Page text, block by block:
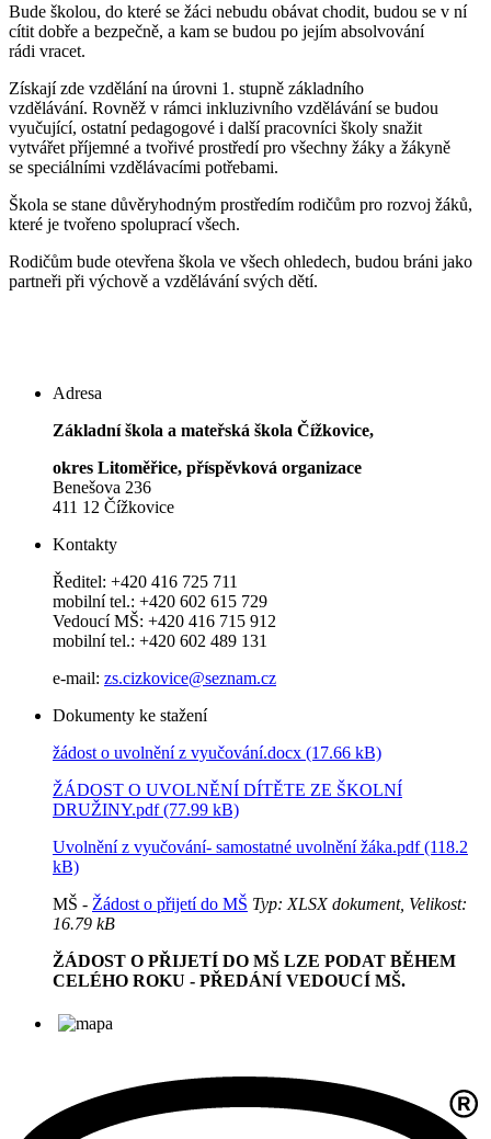
Bude školou, do které se žáci nebudu obávat chodit, budou se v ní
cítit dobře a bezpečně, a kam se budou po jejím absolvování
rádi vracet.
Získají zde vzdělání na úrovni 1. stupně základního
vzdělávání. Rovněž v rámci inkluzivního vzdělávání se budou
vyučující, ostatní pedagogové i další pracovníci školy snažit
vytvářet příjemné a tvořivé prostředí pro všechny žáky a žákyně
se speciálními vzdělávacími potřebami.
Škola se stane důvěryhodným prostředím rodičům pro rozvoj žáků,
které je tvořeno spoluprací všech.
Rodičům bude otevřena škola ve všech ohledech, budou bráni jako
partneři při výchově a vzdělávání svých dětí.
Adresa
Základní škola a mateřská škola Čížkovice,
okres Litoměřice, příspěvková organizace
Benešova 236
411 12 Čížkovice
Kontakty
Ředitel: +420 416 725 711
mobilní tel.: +420 602 615 729
Vedoucí MŠ: +420 416 715 912
mobilní tel.: +420 602 489 131
e-mail: zs.cizkovice@seznam.cz
Dokumenty ke stažení
žádost o uvolnění z vyučování.docx (17.66 kB)
ŽÁDOST O UVOLNĚNÍ DÍTĚTE ZE ŠKOLNÍ
DRUŽINY.pdf (77.99 kB)
Uvolnění z vyučování- samostatné uvolnění žáka.pdf (118.2
kB)
MŠ - Žádost o přijetí do MŠ Typ: XLSX dokument, Velikost:
16.79 kB
ŽÁDOST O PŘIJETÍ DO MŠ LZE PODAT BĚHEM
CELÉHO ROKU - PŘEDÁNÍ VEDOUCÍ MŠ.